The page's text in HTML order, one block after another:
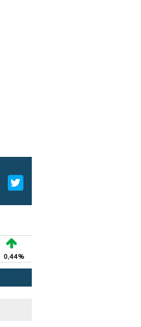
0,44%